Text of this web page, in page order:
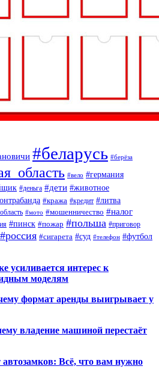
#беларусь #берёза
#вело #германия
#деньга #дети #животное
#кража #кредит #литва
#мото #мошенничество #налог
#пинск #пожар #польша #приговор
#россия #сигарета #суд #телефон #футбол
усиливается интерес к
моделям
формат аренды выигрывает у
владение машиной перестаёт
Всё, что вам нужно